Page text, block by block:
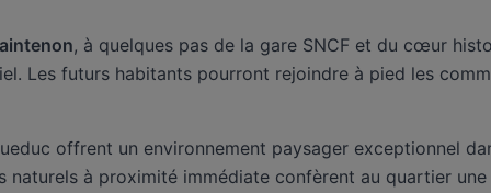
, à quelques pas de la gare SNCF et du cœur
Les futurs habitants pourront rejoindre à pied les
offrent un environnement paysager exceptionnel
naturels à proximité immédiate confèrent au quartier